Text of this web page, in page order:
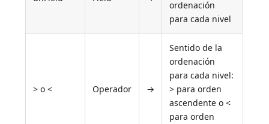
ordenación
para cada nivel
> o < Operador →
Sentido de la
ordenación
para cada nivel:
> para orden
ascendente o <
para orden